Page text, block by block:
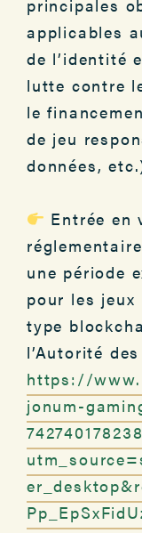
principales
applicables
de l’identité
lutte contre
le
de jeu
données,
Entrée en
une période
pour les
type
l’Autorité
https://
jonum-